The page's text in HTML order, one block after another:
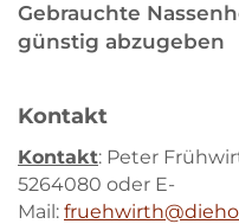
Gebrauchte
günstig abzugeben
Kontakt
Kontakt: Peter
5264080 oder E-
Mail: